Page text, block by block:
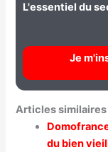
L'essentiel du
Je
Articles similaires
du bien